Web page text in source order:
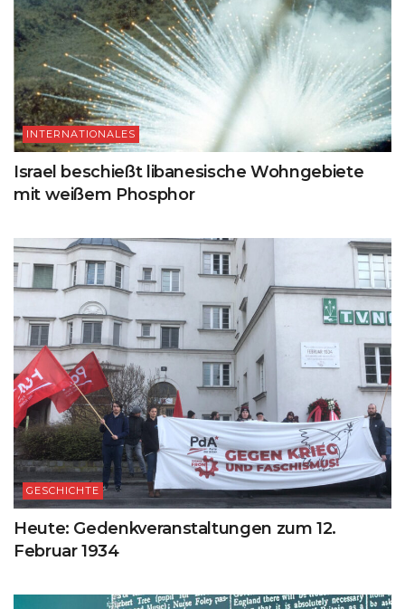
INTERNATIONALES
Israel beschießt libanesische Wohngebiete
mit weißem Phosphor
GESCHICHTE
Heute: Gedenkveranstaltungen zum 12.
Februar 1934